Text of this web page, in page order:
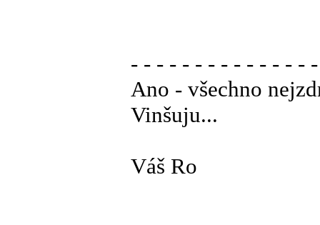
- - - - - - - - - - - - - -
Ano - všechno
Vinšuju...
Váš Ro